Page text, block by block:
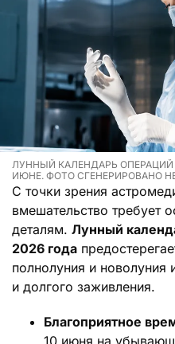
ЛУННЫЙ КАЛЕНДАРЬ
ИЮНЕ. ФОТО СГЕНЕРИРОВАНО
С точки зрения
вмешательство требует
деталям. Лунный
2026 года
полнолуния и новолуния
и долгого заживления.
Благоприятное
10 июня на